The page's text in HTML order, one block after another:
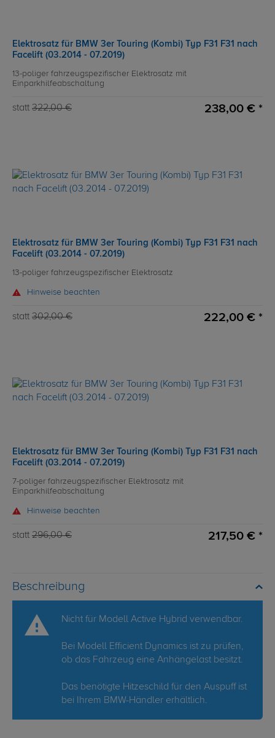
Elektrosatz für BMW 3er Touring (Kombi) Typ F31 F31 nach
Facelift (03.2014 - 07.2019)
13-poliger fahrzeugspezifischer Elektrosatz mit
Einparkhilfeabschaltung
statt 322,00 € 238,00 € *
Elektrosatz für BMW 3er Touring (Kombi) Typ F31 F31 nach
Facelift (03.2014 - 07.2019)
13-poliger fahrzeugspezifischer Elektrosatz
Hinweise beachten
statt 302,00 € 222,00 € *
Elektrosatz für BMW 3er Touring (Kombi) Typ F31 F31 nach
Facelift (03.2014 - 07.2019)
7-poliger fahrzeugspezifischer Elektrosatz mit
Einparkhilfeabschaltung
Hinweise beachten
statt 296,00 € 217,50 € *
Beschreibung
Nicht für Modell Active Hybrid verwendbar.
Bei Modell Efficient Dynamics ist zu prüfen,
ob das Fahrzeug eine Anhängelast besitzt.
Das benötigte Hitzeschild für den Auspuff ist
bei Ihrem BMW-Händler erhältlich.